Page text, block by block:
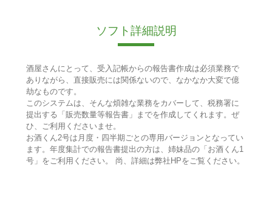
ソフト詳細説明
酒屋さんにとって、受入記帳からの報告書作成は必須業務で
ありながら、直接販売には関係ないので、なかなか大変で億
劫なものです。
このシステムは、そんな煩雑な業務をカバーして、税務署に
提出する「販売数量等報告書」までを作成してくれます。ぜ
ひ、ご利用くださいませ。
お酒くん2号は月度・四半期ごとの専用バージョンとなってい
ます。年度集計での報告書提出の方は、姉妹品の「お酒くん1
号」をご利用ください。 尚、詳細は弊社HPをご覧ください。